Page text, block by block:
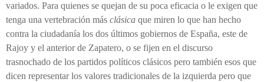
variados. Para quienes se quejan de su poca eficacia o le exigen que
tenga una vertebración más clásica que miren lo que han hecho
contra la ciudadanía los dos últimos gobiernos de España, este de
Rajoy y el anterior de Zapatero, o se fijen en el discurso
trasnochado de los partidos políticos clásicos pero también esos que
dicen representar los valores tradicionales de la izquierda pero que